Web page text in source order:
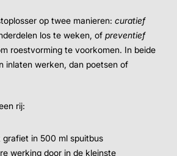
op twee manieren: curatief
los te weken, of preventief
roestvorming te voorkomen. In beide
inlaten werken, dan poetsen of
rij:
grafiet in 500 ml spuitbus
werking door in de kleinste